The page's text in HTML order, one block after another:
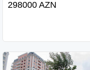
298000 AZN